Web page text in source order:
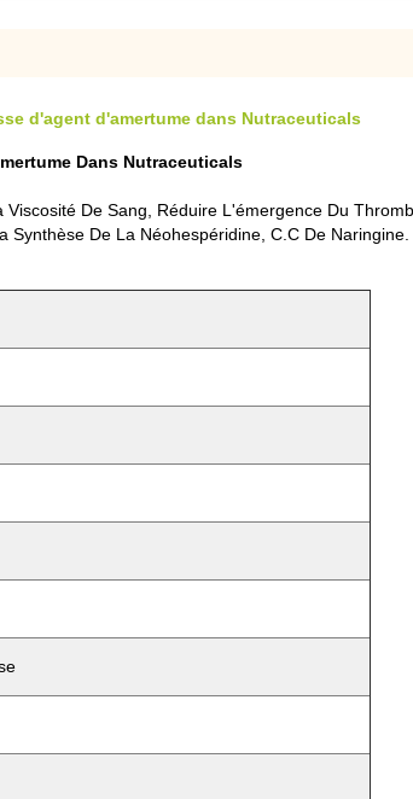
d'agent d'amertume dans Nutraceuticals
Dans Nutraceuticals
De Sang, Réduire L'émergence Du
Synthèse De La Néohespéridine, C.C De Naringine.